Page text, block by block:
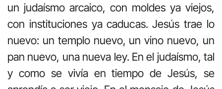
un judaísmo arcaico, con moldes ya viejos,
con instituciones ya caducas. Jesús trae lo
nuevo: un templo nuevo, un vino nuevo, un
pan nuevo, una nueva ley. En el judaísmo, tal
y como se vivía en tiempo de Jesús, se